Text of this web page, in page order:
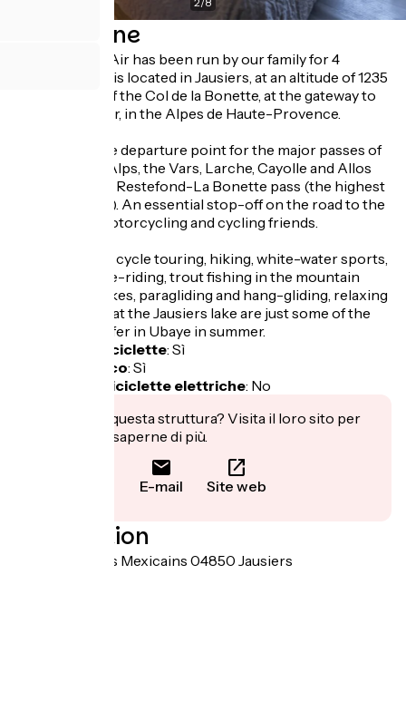
Descrizione
The Hotel Bel Air has been run by our family for 4
generations. It is located in Jausiers, at an altitude of 1235
m, at the foot of the Col de la Bonette, at the gateway to
the Mercantour, in the Alpes de Haute-Provence.
Our hotel is the departure point for the major passes of
the Southern Alps, the Vars, Larche, Cayolle and Allos
passes and the Restefond-La Bonette pass (the highest
road in Europe). An essential stop-off on the road to the
Alps for our motorcycling and cycling friends.
Motorbike and cycle touring, hiking, white-water sports,
climbing, horse-riding, trout fishing in the mountain
streams and lakes, paragliding and hang-gliding, relaxing
and swimming at the Jausiers lake are just some of the
activities on offer in Ubaye in summer.
Garage per biciclette: Sì
Pranzo al sacco: Sì
Ricarica per biciclette elettriche: No
Ti interessa questa struttura? Visita il loro sito per
prenotare o saperne di più.
E-mail Site web
Localisation
764 avenue des Mexicains 04850 Jausiers